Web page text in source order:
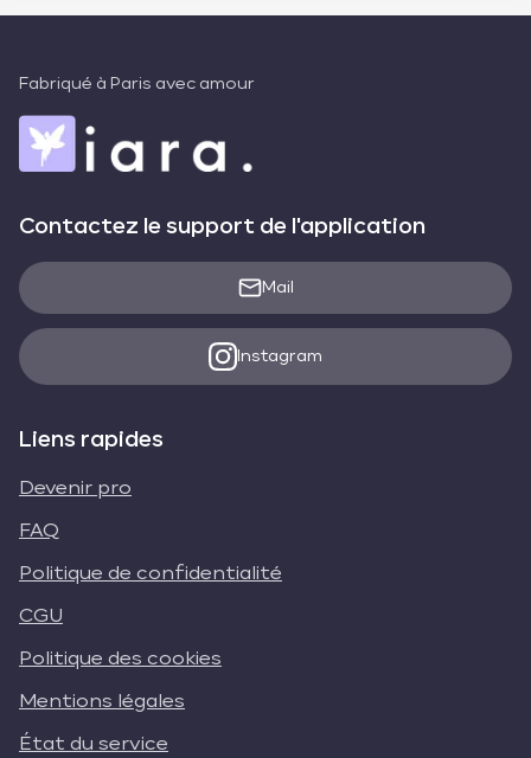
Fabriqué à Paris avec amour
Contactez le support de l'application
Mail
Instagram
Liens rapides
Devenir pro
FAQ
Politique de confidentialité
CGU
Politique des cookies
Mentions légales
État du service